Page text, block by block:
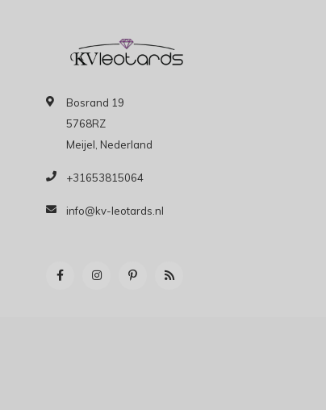
Bosrand 19
5768RZ
Meijel, Nederland
+31653815064
info@kv-leotards.nl